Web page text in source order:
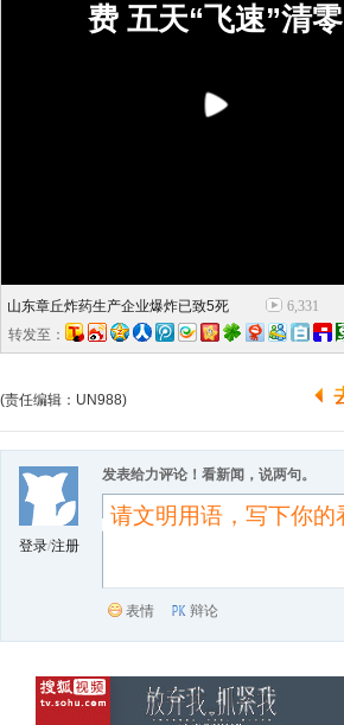
费 五天“飞速”清零
山东章丘炸药生产企业爆炸已致5死
6,331
转发至：
(责任编辑：UN988)
登录/注册
发表给力评论！看新闻，说两句。
表情 辩论